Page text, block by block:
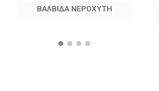
ΒΑΛΒΙΔΑ ΝΕΡΟΧΥΤΗ